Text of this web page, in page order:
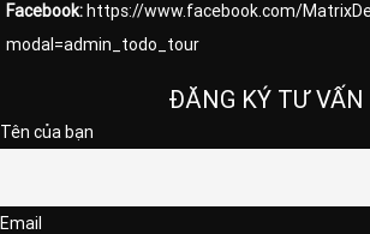
Facebook: https://www.facebook.com/
modal=admin_todo_tour
ĐĂNG KÝ TƯ VẤN
Tên của bạn
Email